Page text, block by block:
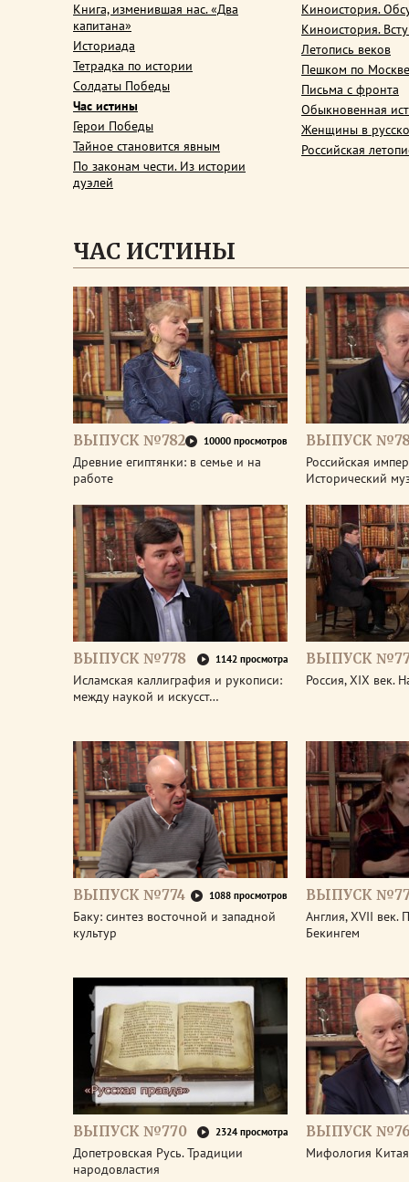
Книга, изменившая нас. «Два
капитана»
Историада
Тетрадка по истории
Солдаты Победы
Час истины
Герои Победы
Тайное становится явным
По законам чести. Из истории
дуэлей
Киноистория.
Киноистория.
Летопись веков
Пешком по Москве
Письма с фронта
Обыкновенная
Женщины в
Российская
ЧАС ИСТИНЫ
ВЫПУСК №782 10000 просмотров
Древние египтянки: в семье и на
работе
ВЫПУСК
Российская
Исторический
ВЫПУСК №778 1142 просмотра
Исламская каллиграфия и рукописи:
между наукой и искусст…
ВЫПУСК
Россия, XIX век.
ВЫПУСК №774 1088 просмотров
Баку: синтез восточной и западной
культур
ВЫПУСК
Англия, XVII век.
Бекингем
ВЫПУСК №770 2324 просмотра
Допетровская Русь. Традиции
народовластия
ВЫПУСК
Мифология Китая